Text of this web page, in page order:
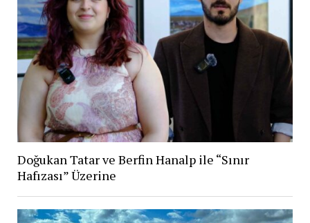
Doğukan Tatar ve Berfin Hanalp ile “Sınır
Hafızası” Üzerine